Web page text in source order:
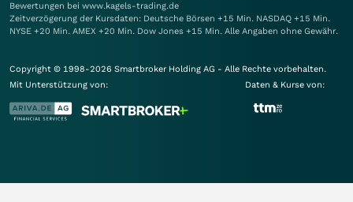
Bewertungen bei www.kagels-trading.de
Zeitverzögerung der Kursdaten: Deutsche Börsen +15 Min. NASDAQ +15 Min.
NYSE +20 Min. AMEX +20 Min. Dow Jones +15 Min. Alle Angaben ohne Gewähr.
Copyright © 1998-2026 Smartbroker Holding AG - Alle Rechte vorbehalten.
Mit Unterstützung von:
Daten & Kurse von: